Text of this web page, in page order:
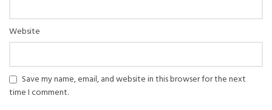
Website
Save my name, email, and website in this browser for the next
time I comment.